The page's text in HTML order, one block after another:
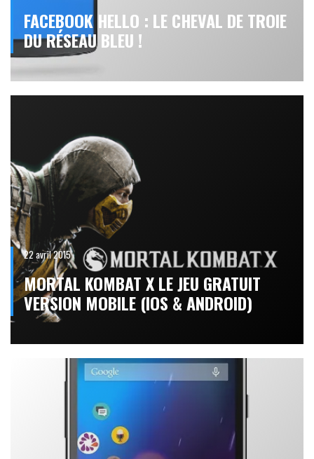
FACEBOOK HELLO : LE CHEVAL DE TROIE
DU RÉSEAU BLEU !
22 avril 2015
MORTAL KOMBAT X LE JEU GRATUIT
VERSION MOBILE (IOS & ANDROID)